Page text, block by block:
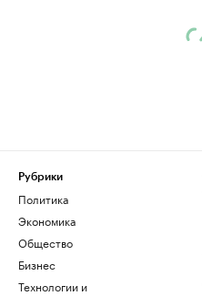
Рубрики
Политика
Экономика
Общество
Бизнес
Технологии и